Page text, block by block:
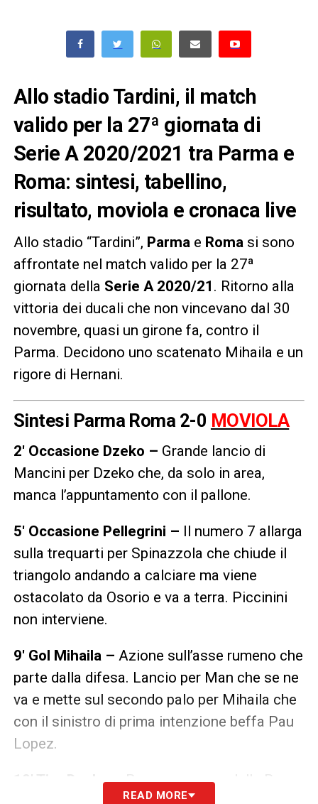
Allo stadio Tardini, il match
valido per la 27ª giornata di
Serie A 2020/2021 tra Parma e
Roma: sintesi, tabellino,
risultato, moviola e cronaca live
Allo stadio “Tardini”, Parmae Roma si sono
affrontate nel match valido per la 27ª
giornata della Serie A 2020/21 . Ritorno alla
vittoria dei ducali che non vincevano dal 30
novembre, quasi un girone fa, contro il
Parma. Decidono uno scatenato Mihaila e un
rigore di Hernani.
Sintesi Parma Roma 2-0 MOVIOLA
2′ Occasione Dzeko – Grande lancio di
Mancini per Dzeko che, da solo in area,
manca l’appuntamento con il pallone.
5′ Occasione Pellegrini – Il numero 7 allarga
sulla trequarti per Spinazzola che chiude il
triangolo andando a calciare ma viene
ostacolato da Osorio e va a terra. Piccinini
non interviene.
9′ Gol Mihaila – Azione sull’asse rumeno che
parte dalla difesa. Lancio per Man che se ne
va e mette sul secondo palo per Mihaila che
con il sinistro di prima intenzione beffa Pau
Lopez.
19′ Tiro Dzeko –Buona manovra della Roma
READ MORE